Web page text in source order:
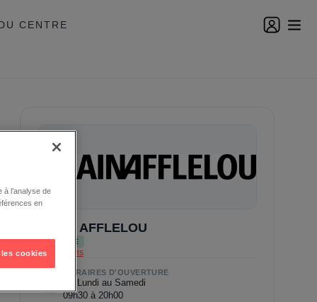
CENTRE
ALAIN AFFLELOU
OPTIQUE
Voir les avis
HORAIRES D'OUVERTURE
Du Lundi au Samedi
09h30 à 20h00
l’analyse de
en
cookies